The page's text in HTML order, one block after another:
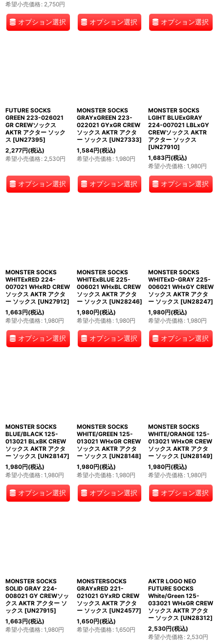
希望小売価格: 2,750円
オプション選択 オプション選択 オプション選択
FUTURE SOCKS
GREEN 223-026021
GR CREWソックス
AKTR アクター ソック
ス [UN27395]
2,277円(税込)
希望小売価格: 2,530円
オプション選択
MONSTER SOCKS
GRAYxGREEN 223-
022021 GYxGR CREW
ソックス AKTR アクタ
ー ソックス [UN27333]
1,584円(税込)
希望小売価格: 1,980円
オプション選択
MONSTER SOCKS
LGIHT BLUExGRAY
224-007021 LBLxGY
CREWソックス AKTR
アクター ソックス
[UN27910]
1,683円(税込)
希望小売価格: 1,980円
オプション選択
MONSTER SOCKS
WHITExRED 224-
007021 WHxRD CREW
ソックス AKTR アクタ
ー ソックス [UN27912]
1,663円(税込)
希望小売価格: 1,980円
オプション選択
MONSTER SOCKS
WHITExBLUE 225-
006021 WHxBL CREW
ソックス AKTR アクタ
ー ソックス [UN28246]
1,980円(税込)
希望小売価格: 1,980円
オプション選択
MONSTER SOCKS
WHITExD-GRAY 225-
006021 WHxGY CREW
ソックス AKTR アクタ
ー ソックス [UN28247]
1,980円(税込)
希望小売価格: 1,980円
オプション選択
MONSTER SOCKS
BLUE/BLACK 125-
013021 BLxBK CREW
ソックス AKTR アクタ
ー ソックス [UN28147]
1,980円(税込)
希望小売価格: 1,980円
オプション選択
MONSTER SOCKS
WHITE/GREEN 125-
013021 WHxGR CREW
ソックス AKTR アクタ
ー ソックス [UN28148]
1,980円(税込)
希望小売価格: 1,980円
オプション選択
MONSTER SOCKS
WHITE/ORANGE 125-
013021 WHxOR CREW
ソックス AKTR アクタ
ー ソックス [UN28149]
1,980円(税込)
希望小売価格: 1,980円
オプション選択
MONSTER SOCKS
SOLID GRAY 224-
008021 GY CREWソッ
クス AKTR アクター ソ
ックス [UN27915]
1,663円(税込)
希望小売価格: 1,980円
MONSTERSOCKS
GRAYxRED 221-
021021 GYxRD CREW
ソックス AKTR アクタ
ー ソックス [UN24577]
1,650円(税込)
希望小売価格: 1,650円
AKTR LOGO NEO
FUTURE SOCKS
White/Green 125-
033021 WHxGR CREW
ソックス AKTR アクタ
ー ソックス [UN28312]
2,530円(税込)
希望小売価格: 2,530円